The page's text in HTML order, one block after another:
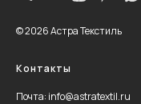
© 2026 Астра Текстиль
Контакты
Почта: info@astratextil.ru